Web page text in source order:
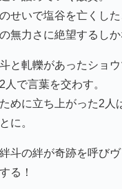
せいで塩谷を亡くし
無力さに絶望するしか
と軋轢があったショウ
人で言葉を交わす。
めに立ち上がった2人
に。
斗の絆が奇跡を呼び
る！